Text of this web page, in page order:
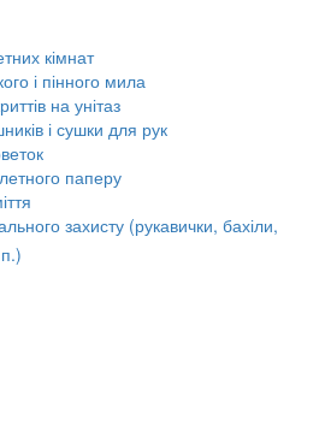
кімнат
і пінного мила
на унітаз
і сушки для рук
паперу
захисту (рукавички, бахіли,